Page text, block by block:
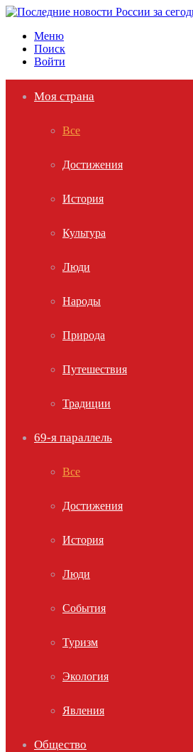
Меню
Поиск
Войти
Моя страна
Все
Достижения
История
Культура
Люди
Народы
Природа
Путешествия
Традиции
69-я параллель
Все
Достижения
История
Люди
События
Туризм
Экология
Явления
Общество